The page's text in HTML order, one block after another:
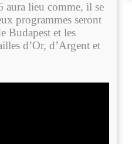
aura lieu comme, il se
programmes seront
Budapest et les
d’Or, d’Argent et